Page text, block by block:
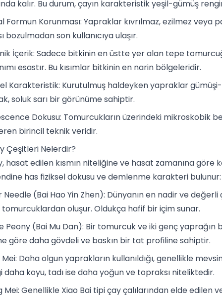
kalır. Bu durum, çayın karakteristik yeşil-gümüş
Formun Korunması: Yapraklar kıvrılmaz, ezilmez
bozulmadan son kullanıcıya ulaşır.
İçerik: Sadece bitkinin en üstte yer alan tepe
esastır. Bu kısımlar bitkinin en narin bölgeleridir.
Karakteristik: Kurutulmuş haldeyken yapraklar
soluk sarı bir görünüme sahiptir.
Dokusu: Tomurcukların üzerindeki mikroskobik
birincil teknik veridir.
Çeşitleri Nelerdir?
hasat edilen kısmın niteliğine ve hasat zamanına göre
has fiziksel dokusu ve demlenme karakteri bulunur:
Needle (Bai Hao Yin Zhen): Dünyanın en nadir ve
oluşur. Oldukça hafif bir içim sunar.
Peony (Bai Mu Dan): Bir tomurcuk ve iki genç
göre daha gövdeli ve baskın bir tat profiline sahiptir.
Mei: Daha olgun yaprakların kullanıldığı, genellikle
daha koyu, tadı ise daha yoğun ve topraksı niteliktedir.
Mei: Genellikle Xiao Bai tipi çay çalılarından elde